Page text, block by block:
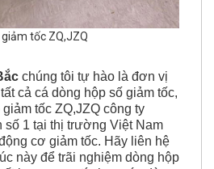
giảm tốc ZQ,JZQ
chúng tôi tự hào là đơn vị
cả cá dòng hộp số giảm tốc,
tốc ZQ,JZQ công ty
số 1 tại thị trường Việt Nam
cơ giảm tốc. Hãy liên hệ
này để trãi nghiệm dòng hộp